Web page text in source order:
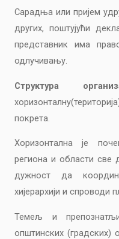
Сарадња или пријем
других, поштујући
представник има
одлучивању.
Структура
покрета.
Хоризонтална је
региона и области све
дужност да
хијерархији и спроводи
Темељ и
општинских (градских)